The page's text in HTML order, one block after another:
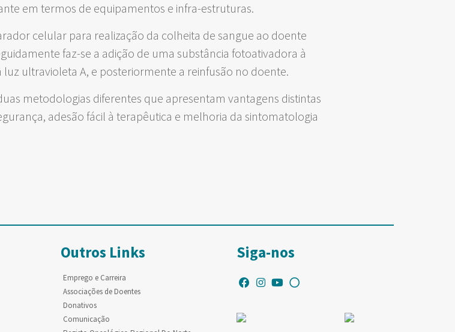
em termos de equipamentos e infra-estruturas.
celular para realização da colheita de sangue ao doente
faz-se a adição de uma substância fotoativadora à
ultravioleta A, e posteriormente a reinfusão no doente.
metodologias diferentes que apresentam vantagens distintas
adesão fácil à terapêutica e melhoria da sintomatologia
Outros Links
Emprego e Carreira
Associações de Doentes
Donativos
Comunicação
Siga-nos